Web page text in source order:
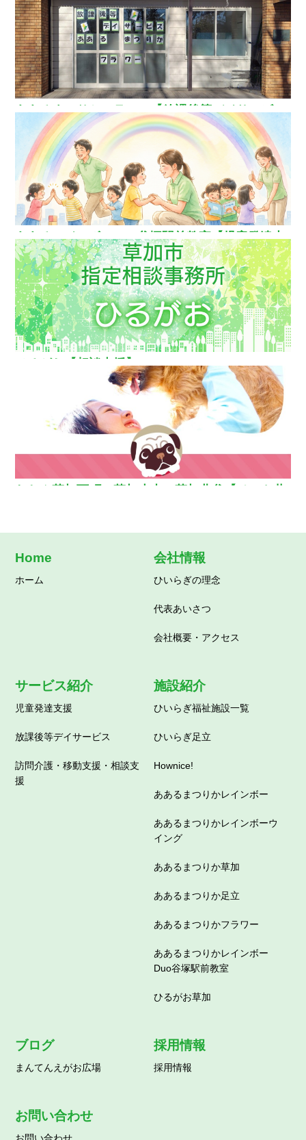
玉県草加市
ああるまつりかフラワー【放課後等デイサービ
ス】
ああるレインボーDuo谷塚駅前教室【児童発達支
援】
ひるがお【相談支援】
Home
ホーム
会社情報
ひいらぎの理念
代表あいさつ
会社概要・アクセス
サービス紹介
児童発達支援
放課後等デイサービス
訪問介護・移動支援・相談支
援
施設紹介
ひいらぎ福祉施設一覧
ひいらぎ足立
Hownice!
ああるまつりかレインボー
ああるまつりかレインボーウ
イング
ああるまつりか草加
ああるまつりか足立
ああるまつりかフラワー
ああるまつりかレインボー
Duo谷塚駅前教室
ひるがお草加
ブログ
まんてんえがお広場
採用情報
採用情報
お問い合わせ